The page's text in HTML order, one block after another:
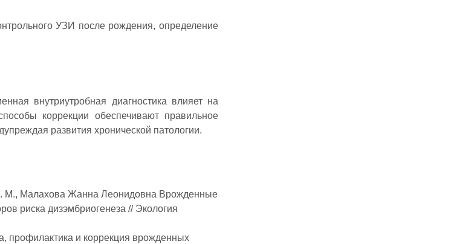
УЗИ после рождения, определение
внутриутробная диагностика влияет на
коррекции обеспечивают правильное
развития хронической патологии.
М., Малахова Жанна Леонидовна Врожденные
риска дизэмбриогенеза // Экология
профилактика и коррекция врожденных